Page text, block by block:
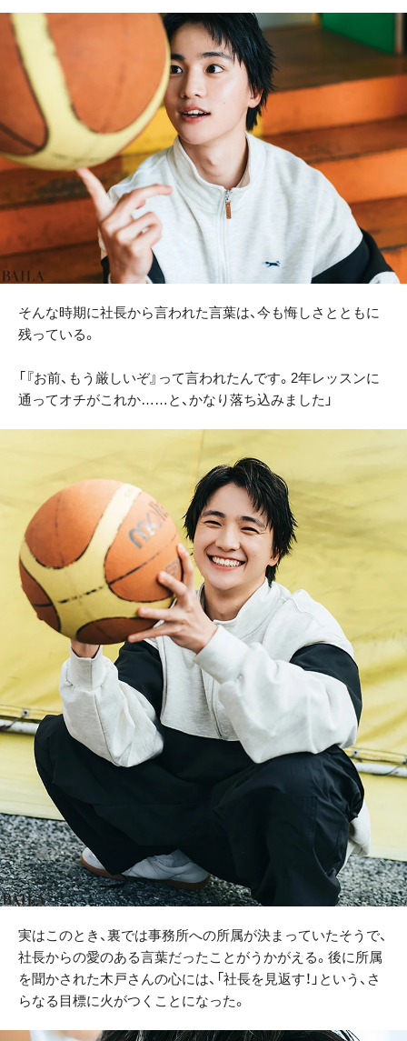
そんな時期に社長から言われた言葉は、今も悔しさとともに
残っている。
「『お前、もう厳しいぞ』って言われたんです。2年レッスンに
通ってオチがこれか……と、かなり落ち込みました」
実はこのとき、裏では事務所への所属が決まっていたそうで、
社長からの愛のある言葉だったことがうかがえる。後に所属
を聞かされた木戸さんの心には、「社長を見返す！」という、さ
らなる目標に火がつくことになった。